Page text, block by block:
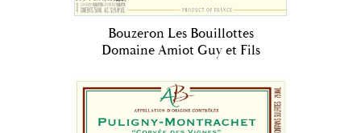
Bouzeron Les Bouillottes
Domaine Amiot Guy et Fils